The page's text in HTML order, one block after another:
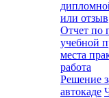
или отзыв
Отчет по
учебной
места
работа
Решение
автокаде